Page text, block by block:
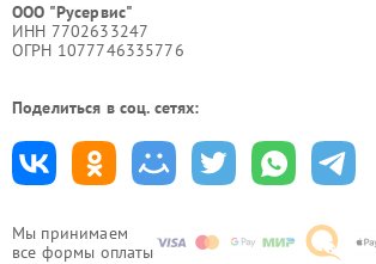
Мы принимаем
все формы оплаты
ООО "Русервис"
ИНН 7702633247
ОГРН 1077746335776
Поделиться в соц. сетях: